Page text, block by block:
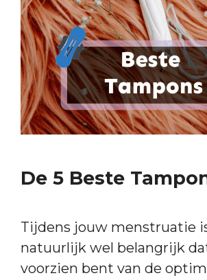
De 5 Beste
Tijdens jouw menstruatie
natuurlijk wel belangrijk
voorzien bent van de